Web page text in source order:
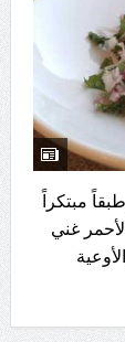
مبتكراً
غني